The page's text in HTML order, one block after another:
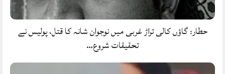
حطار: گاؤں کالی تراڑ غربی میں نوجوان شانہ کا قتل، پولیس نے
تحقیقات شروع…